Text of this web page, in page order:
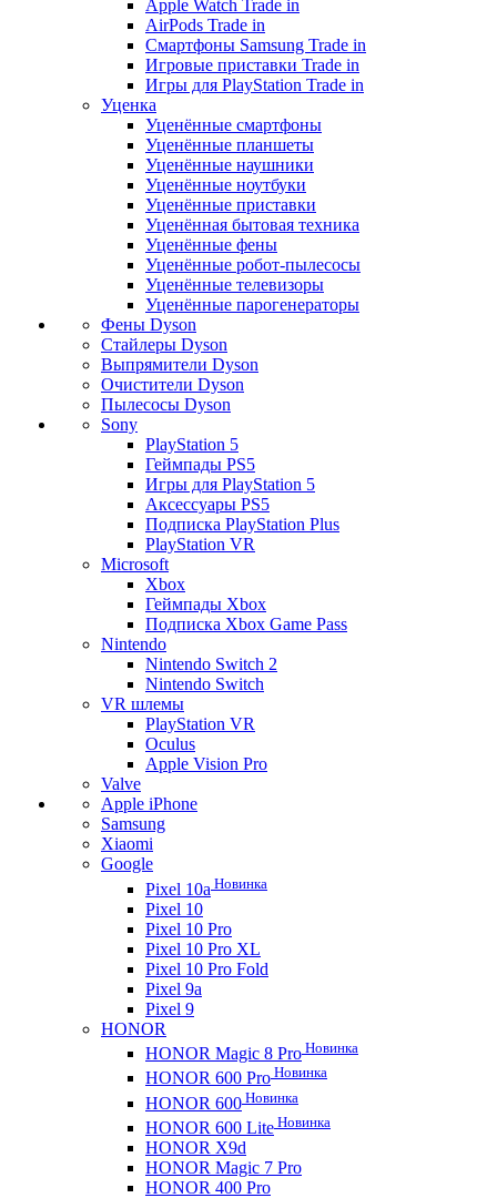
Apple Watch Trade in
AirPods Trade in
Смартфоны Samsung Trade in
Игровые приставки Trade in
Игры для PlayStation Trade in
Уценка
Уценённые смартфоны
Уценённые планшеты
Уценённые наушники
Уценённые ноутбуки
Уценённые приставки
Уценённая бытовая техника
Уценённые фены
Уценённые робот-пылесосы
Уценённые телевизоры
Уценённые парогенераторы
Фены Dyson
Стайлеры Dyson
Выпрямители Dyson
Очистители Dyson
Пылесосы Dyson
Sony
PlayStation 5
Геймпады PS5
Игры для PlayStation 5
Аксессуары PS5
Подписка PlayStation Plus
PlayStation VR
Microsoft
Xbox
Геймпады Xbox
Подписка Xbox Game Pass
Nintendo
Nintendo Switch 2
Nintendo Switch
VR шлемы
PlayStation VR
Oculus
Apple Vision Pro
Valve
Apple iPhone
Samsung
Xiaomi
Google
Pixel 10a Новинка
Pixel 10
Pixel 10 Pro
Pixel 10 Pro XL
Pixel 10 Pro Fold
Pixel 9a
Pixel 9
HONOR
HONOR Magic 8 Pro Новинка
HONOR 600 Pro Новинка
HONOR 600 Новинка
HONOR 600 Lite Новинка
HONOR X9d
HONOR Magic 7 Pro
HONOR 400 Pro